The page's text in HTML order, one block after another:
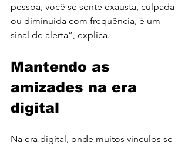
pessoa, você se sente exausta, culpada
ou diminuída com frequência, é um
sinal de alerta”, explica.
Mantendo as
amizades na era
digital
Na era digital, onde muitos vínculos se